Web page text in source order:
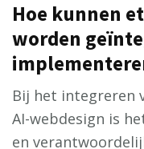
Hoe kunnen
worden
Bij het integreren
AI-webdesign is
en